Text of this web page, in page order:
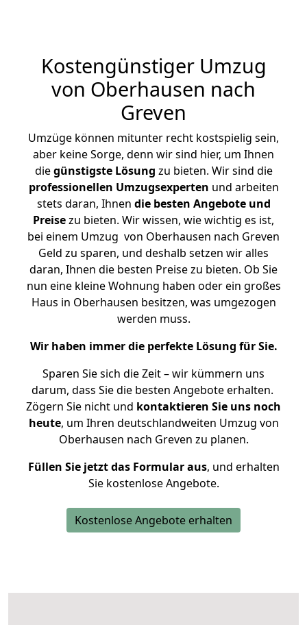
Kostengünstiger Umzug
von Oberhausen nach
Greven
Umzüge können mitunter recht kostspielig sein,
aber keine Sorge, denn wir sind hier, um Ihnen
diegünstigste Lösung zu bieten. Wir sind die
professionellen Umzugsexperten und arbeiten
stets daran, Ihnen die besten Angebote und
Preisezu bieten. Wir wissen, wie wichtig es ist,
bei einem Umzug von Oberhausen nach Greven
Geld zu sparen, und deshalb setzen wir alles
daran, Ihnen die besten Preise zu bieten. Ob Sie
nun eine kleine Wohnung haben oder ein großes
Haus in Oberhausen besitzen, was umgezogen
werden muss.
Wir haben immer die perfekte Lösung für Sie.
Sparen Sie sich die Zeit – wir kümmern uns
darum, dass Sie die besten Angebote erhalten.
Zögern Sie nicht und kontaktieren Sie uns noch
heute, um Ihren deutschlandweiten Umzug von
Oberhausen nach Greven zu planen.
Füllen Sie jetzt das Formular aus, und erhalten
Sie kostenlose Angebote.
Kostenlose Angebote erhalten